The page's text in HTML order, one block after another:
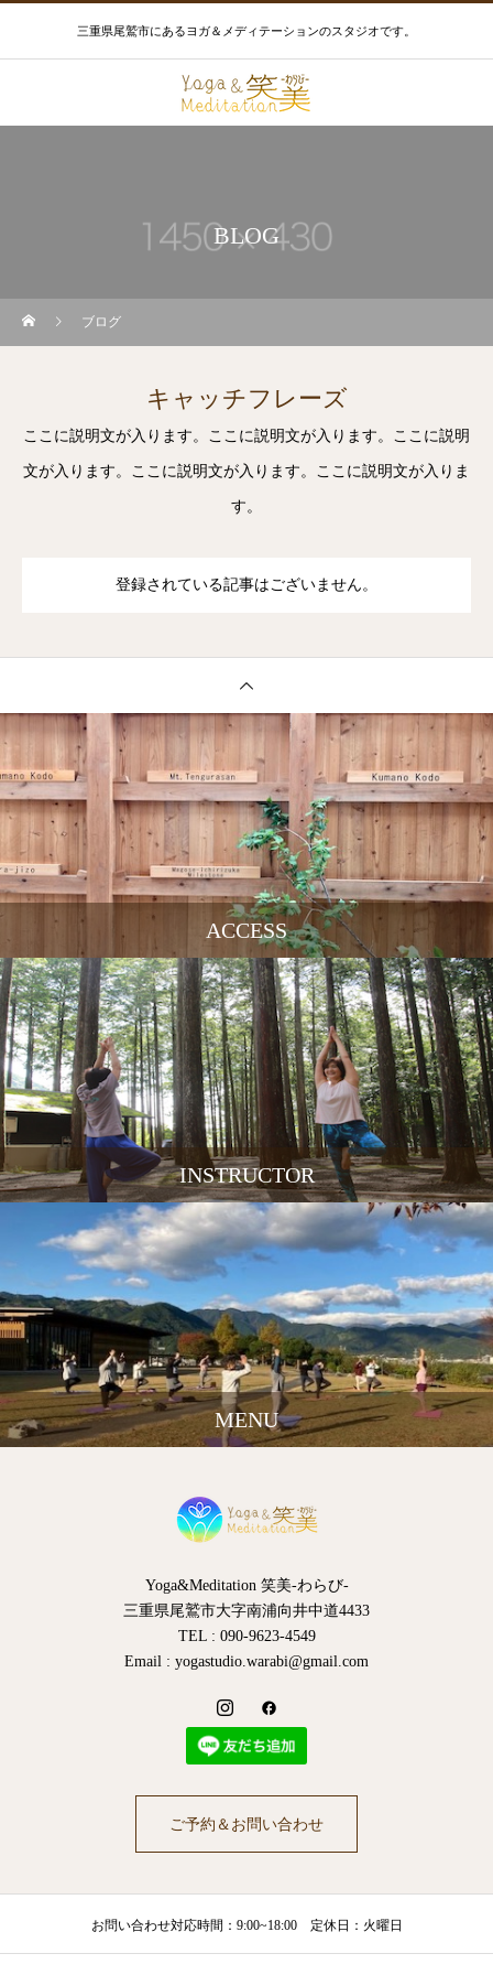
三重県尾鷲市にあるヨガ＆メディテーションのスタジオです。
BLOG
ブログ
キャッチフレーズ
ここに説明文が入ります。ここに説明文が入ります。ここに説明
文が入ります。ここに説明文が入ります。ここに説明文が入りま
す。
登録されている記事はございません。
ACCESS
INSTRUCTOR
MENU
Yoga&Meditation 笑美-わらび-
三重県尾鷲市大字南浦向井中道4433
TEL : 090-9623-4549
Email : yogastudio.warabi@gmail.com
ご予約＆お問い合わせ
お問い合わせ対応時間：9:00~18:00 定休日：火曜日